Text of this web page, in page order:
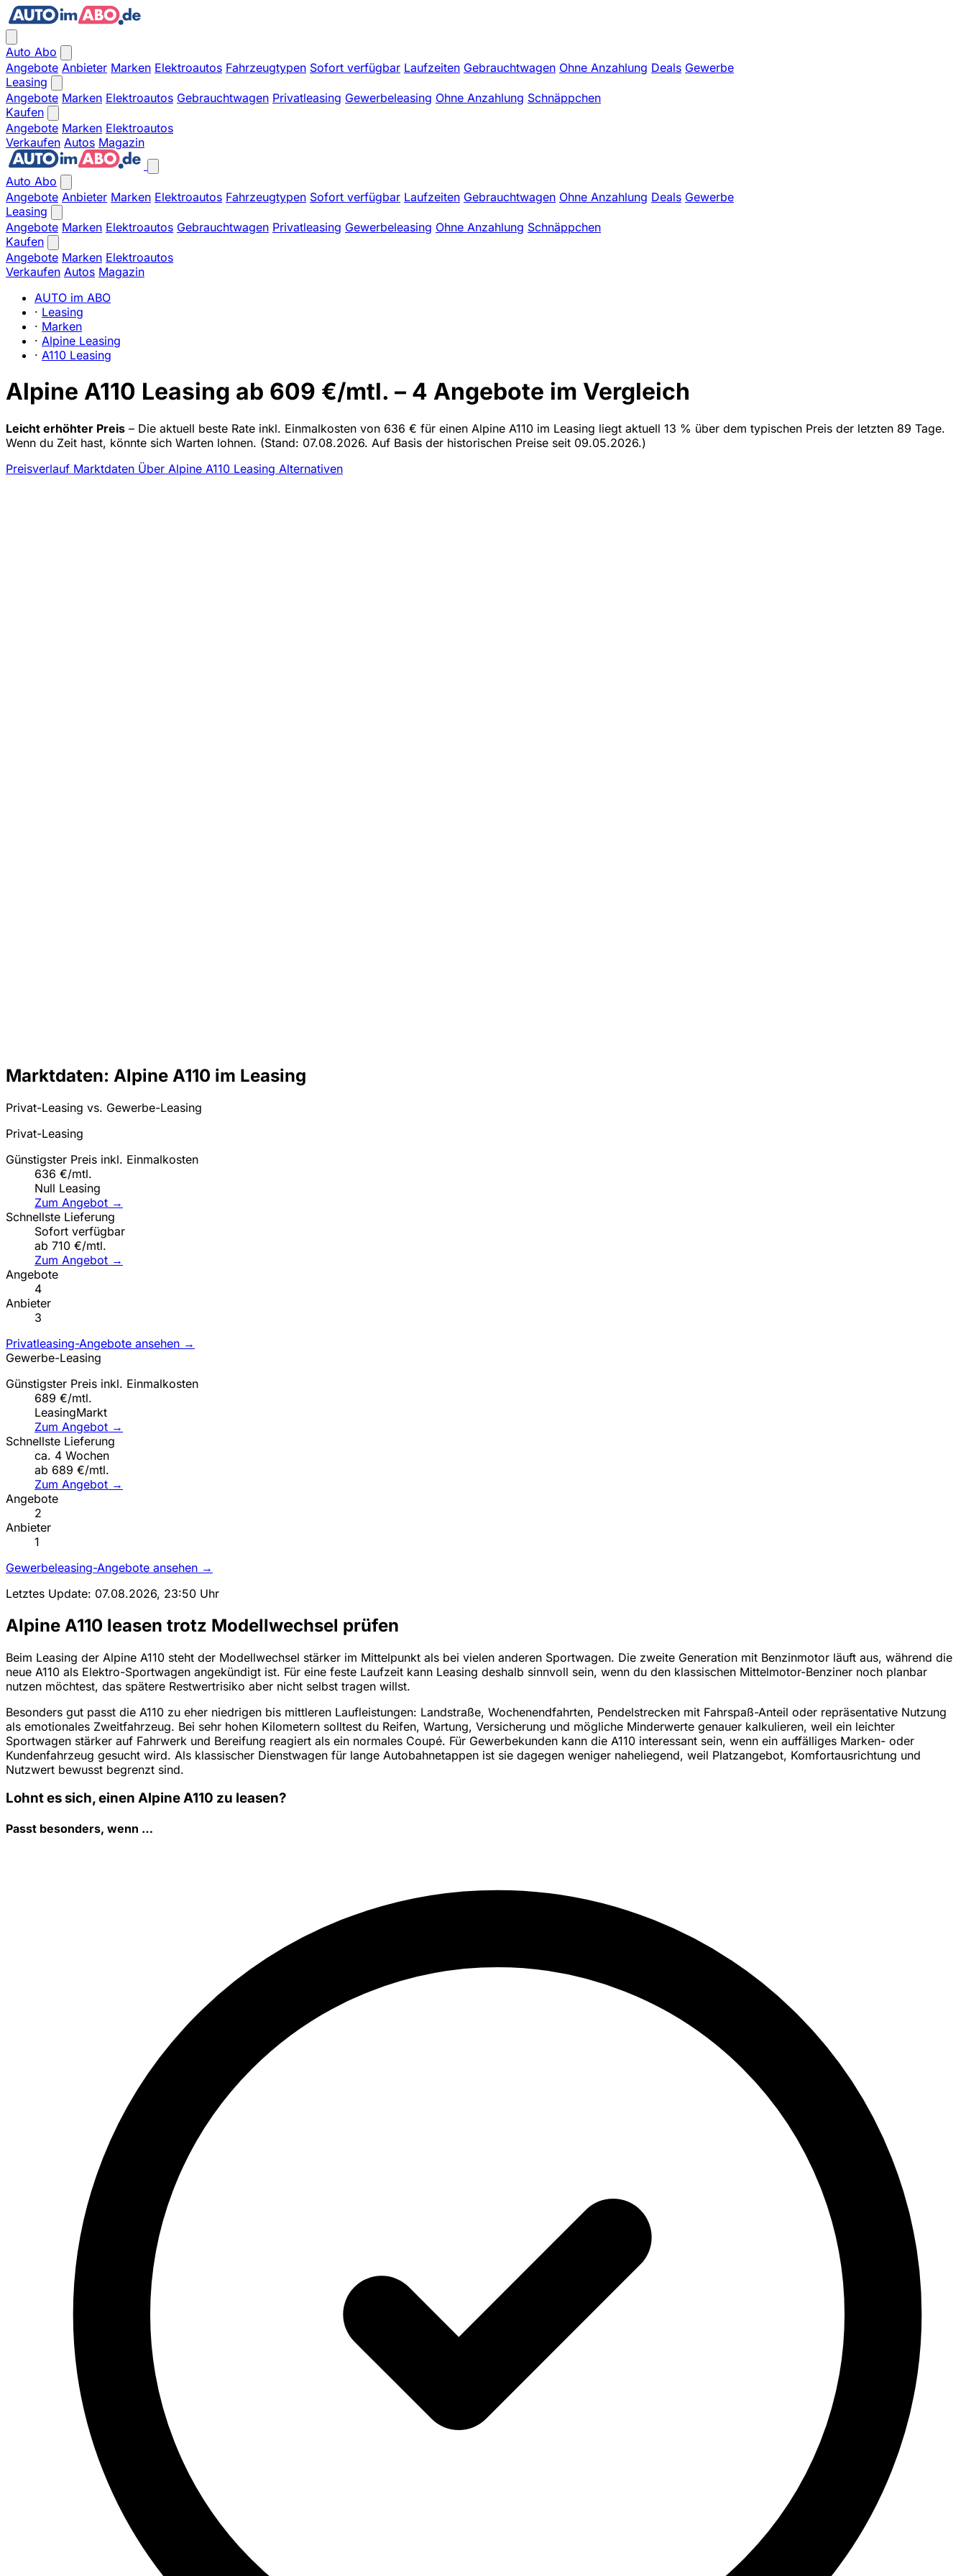
Auto Abo
Angebote Anbieter Marken Elektroautos Fahrzeugtypen Sofort verfügbar Laufzeiten Gebrauchtwagen Ohne Anzahlung Deals Gewerbe
Leasing
Angebote Marken Elektroautos Gebrauchtwagen Privatleasing Gewerbeleasing Ohne Anzahlung Schnäppchen
Kaufen
Angebote Marken Elektroautos
Verkaufen Autos Magazin
Auto Abo
Angebote Anbieter Marken Elektroautos Fahrzeugtypen Sofort verfügbar Laufzeiten Gebrauchtwagen Ohne Anzahlung Deals Gewerbe
Leasing
Angebote Marken Elektroautos Gebrauchtwagen Privatleasing Gewerbeleasing Ohne Anzahlung Schnäppchen
Kaufen
Angebote Marken Elektroautos
Verkaufen Autos Magazin
AUTO im ABO
· Leasing
· Marken
· Alpine Leasing
· A110 Leasing
Alpine A110 Leasing ab 609 €/mtl. – 4 Angebote im Vergleich
Leicht erhöhter Preis – Die aktuell beste Rate inkl. Einmalkosten von 636 € für einen Alpine A110 im Leasing liegt aktuell 13 % über dem typischen Preis der letzten 89 Tage.
Wenn du Zeit hast, könnte sich Warten lohnen. (Stand: 07.08.2026. Auf Basis der historischen Preise seit 09.05.2026.)
Preisverlauf Marktdaten Über Alpine A110 Leasing Alternativen
Marktdaten: Alpine A110 im Leasing
Privat-Leasing vs. Gewerbe-Leasing
Privat-Leasing
Günstigster Preis inkl. Einmalkosten
636 €/mtl.
Null Leasing
Zum Angebot →
Schnellste Lieferung
Sofort verfügbar
ab 710 €/mtl.
Zum Angebot →
Angebote
4
Anbieter
3
Privatleasing-Angebote ansehen →
Gewerbe-Leasing
Günstigster Preis inkl. Einmalkosten
689 €/mtl.
LeasingMarkt
Zum Angebot →
Schnellste Lieferung
ca. 4 Wochen
ab 689 €/mtl.
Zum Angebot →
Angebote
2
Anbieter
1
Gewerbeleasing-Angebote ansehen →
Letztes Update: 07.08.2026, 23:50 Uhr
Alpine A110 leasen trotz Modellwechsel prüfen
Beim Leasing der Alpine A110 steht der Modellwechsel stärker im Mittelpunkt als bei vielen anderen Sportwagen. Die zweite Generation mit Benzinmotor läuft aus, während die
neue A110 als Elektro-Sportwagen angekündigt ist. Für eine feste Laufzeit kann Leasing deshalb sinnvoll sein, wenn du den klassischen Mittelmotor-Benziner noch planbar
nutzen möchtest, das spätere Restwertrisiko aber nicht selbst tragen willst.
Besonders gut passt die A110 zu eher niedrigen bis mittleren Laufleistungen: Landstraße, Wochenendfahrten, Pendelstrecken mit Fahrspaß-Anteil oder repräsentative Nutzung
als emotionales Zweitfahrzeug. Bei sehr hohen Kilometern solltest du Reifen, Wartung, Versicherung und mögliche Minderwerte genauer kalkulieren, weil ein leichter
Sportwagen stärker auf Fahrwerk und Bereifung reagiert als ein normales Coupé. Für Gewerbekunden kann die A110 interessant sein, wenn ein auffälliges Marken- oder
Kundenfahrzeug gesucht wird. Als klassischer Dienstwagen für lange Autobahnetappen ist sie dagegen weniger naheliegend, weil Platzangebot, Komfortausrichtung und
Nutzwert bewusst begrenzt sind.
Lohnt es sich, einen Alpine A110 zu leasen?
Passt besonders, wenn …